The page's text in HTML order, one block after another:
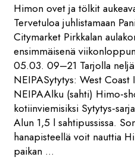
Himon ovet ja tölkit
Tervetuloa juhlistamaan
Citymarket Pirkkalan
ensimmäisenä
05.03. 09–21 Tarjolla
NEIPASytytys: West Coast
NEIPAAlku (sahti) Himo-
kotiinviemisiksi Sytytys-
Alun 1,5 l sahtipussissa.
hanapisteellä voit nauttia
paikan ...